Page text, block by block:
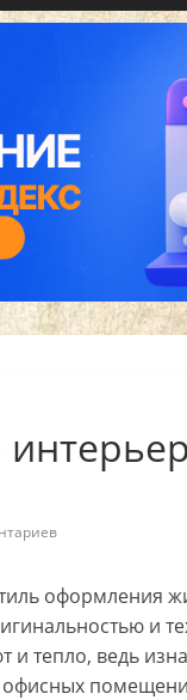
оформления
и
и тепло, ведь